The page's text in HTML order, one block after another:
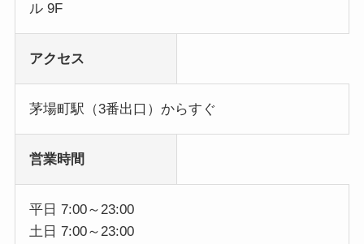
ル 9F
アクセス
茅場町駅（3番出口）からすぐ
営業時間
平日 7:00～23:00
土日 7:00～23:00